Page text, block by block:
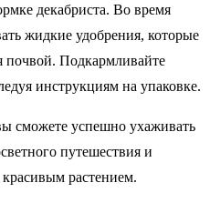
декабриста. Во время
жидкие удобрения, которые
почвой. Подкармливайте
инструкциям на упаковке.
сможете успешно ухаживать
путешествия и
растением.